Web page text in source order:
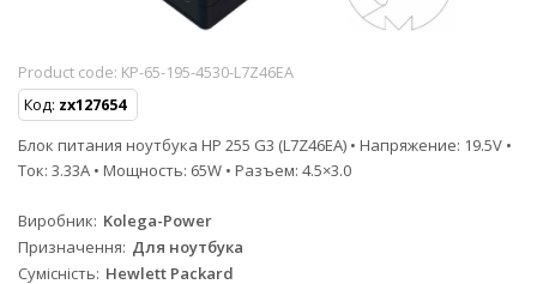
Product code: KP-65-195-4530-L7Z46EA
Код: zx127654
Блок питания ноутбука HP 255 G3 (L7Z46EA) • Напряжение: 19.5V •
Ток: 3.33A • Мощность: 65W • Разъем: 4.5×3.0
Виробник Kolega-Power
Призначення Для ноутбука
Сумісність Hewlett Packard